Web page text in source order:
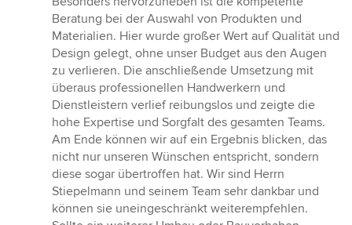
Beratung bei der Auswahl von Produkten und
Materialien. Hier wurde großer Wert auf Qualität und
Design gelegt, ohne unser Budget aus den Augen
zu verlieren. Die anschließende Umsetzung mit
überaus professionellen Handwerkern und
Dienstleistern verlief reibungslos und zeigte die
hohe Expertise und Sorgfalt des gesamten Teams.
Am Ende können wir auf ein Ergebnis blicken, das
nicht nur unseren Wünschen entspricht, sondern
diese sogar übertroffen hat. Wir sind Herrn
Stiepelmann und seinem Team sehr dankbar und
können sie uneingeschränkt weiterempfehlen.